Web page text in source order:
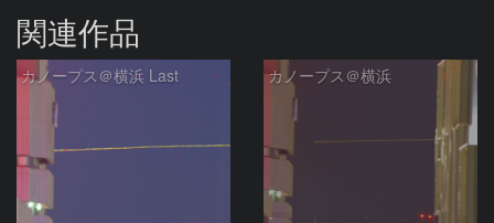
関連作品
カノープス＠横浜 Last カノープス＠横浜